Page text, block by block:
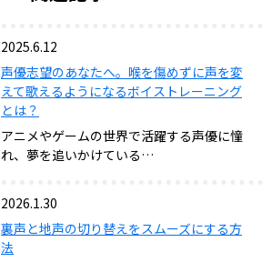
2025.6.12
声優志望のあなたへ。喉を傷めずに声を変
えて歌えるようになるボイストレーニング
とは？
アニメやゲームの世界で活躍する声優に憧
れ、夢を追いかけている…
2026.1.30
裏声と地声の切り替えをスムーズにする方
法